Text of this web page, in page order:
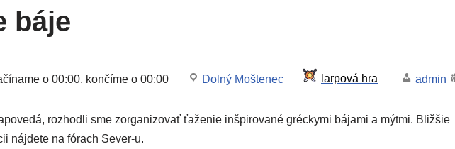
báje
o 00:00, kon­čí­me o 00:00 Dolný Moštenec admin
roz­hod­li sme zor­ga­ni­zo­vať ťaže­nie inšpi­ro­va­né gréc­ky­mi bája­mi a mýt­mi. Bližšie
náj­de­te na fórach Sever‑u.